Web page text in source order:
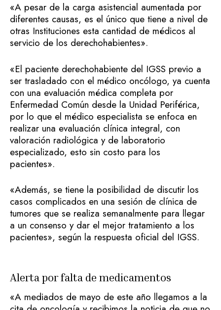
«A pesar de la carga asistencial aumentada por
diferentes causas, es el único que tiene a nivel de
otras Instituciones esta cantidad de médicos al
servicio de los derechohabientes».
«El paciente derechohabiente del IGSS previo a
ser trasladado con el médico oncólogo, ya cuenta
con una evaluación médica completa por
Enfermedad Común desde la Unidad Periférica,
por lo que el médico especialista se enfoca en
realizar una evaluación clínica integral, con
valoración radiológica y de laboratorio
especializado, esto sin costo para los
pacientes».
«Además, se tiene la posibilidad de discutir los
casos complicados en una sesión de clínica de
tumores que se realiza semanalmente para llegar
a un consenso y dar el mejor tratamiento a los
pacientes», según la respuesta oficial del IGSS.
Alerta por falta de medicamentos
«A mediados de mayo de este año llegamos a la